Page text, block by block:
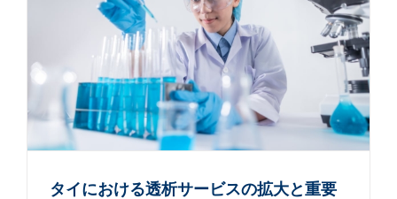
タイにおける透析サービスの拡大と重要